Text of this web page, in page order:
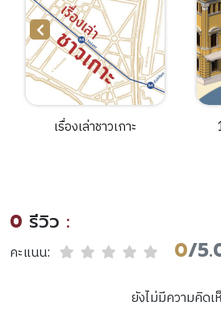
เรื่องเล่าชาวเกาะ
0 รีวิว :
คะแนน: 0/
ยังไม่มีความคิดเ